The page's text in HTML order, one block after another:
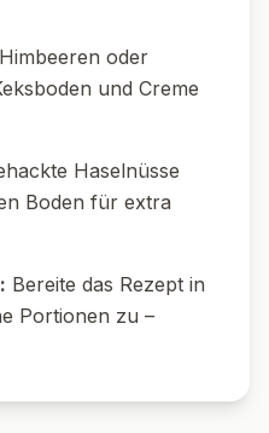
oder
und Creme
Haselnüsse
Boden für extra
Bereite das Rezept in
Portionen zu –